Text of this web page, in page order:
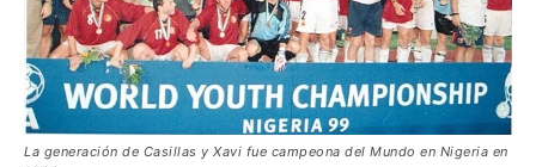
La generación de Casillas y Xavi fue campeona del Mundo en Nigeria en